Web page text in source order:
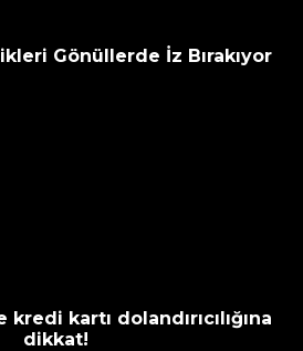
Gönüllerde İz Bırakıyor
kartı dolandırıcılığına
dikkat!